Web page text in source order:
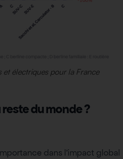
et électriques pour la France
du monde ?
dans l’impact global